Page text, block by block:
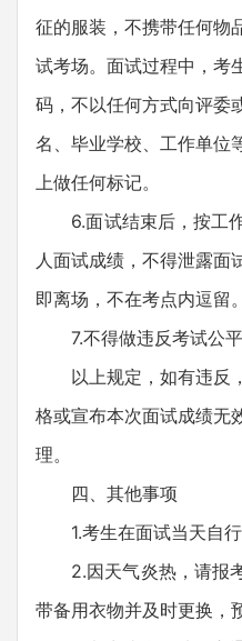
征的服装，不携带任何物
试考场。面试过程中，考
码，不以任何方式向评委
名、毕业学校、工作单位
上做任何标记。
6.面试结束后，按工作
人面试成绩，不得泄露面
即离场，不在考点内逗留。
7.不得做违反考试公平
以上规定，如有违反
格或宣布本次面试成绩无
理。
四、其他事项
1.考生在面试当天自行
2.因天气炎热，请报考
带备用衣物并及时更换，